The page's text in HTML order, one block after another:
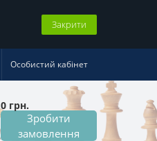
Закрити
Особистий кабінет
0 грн.
Зробити
замовлення